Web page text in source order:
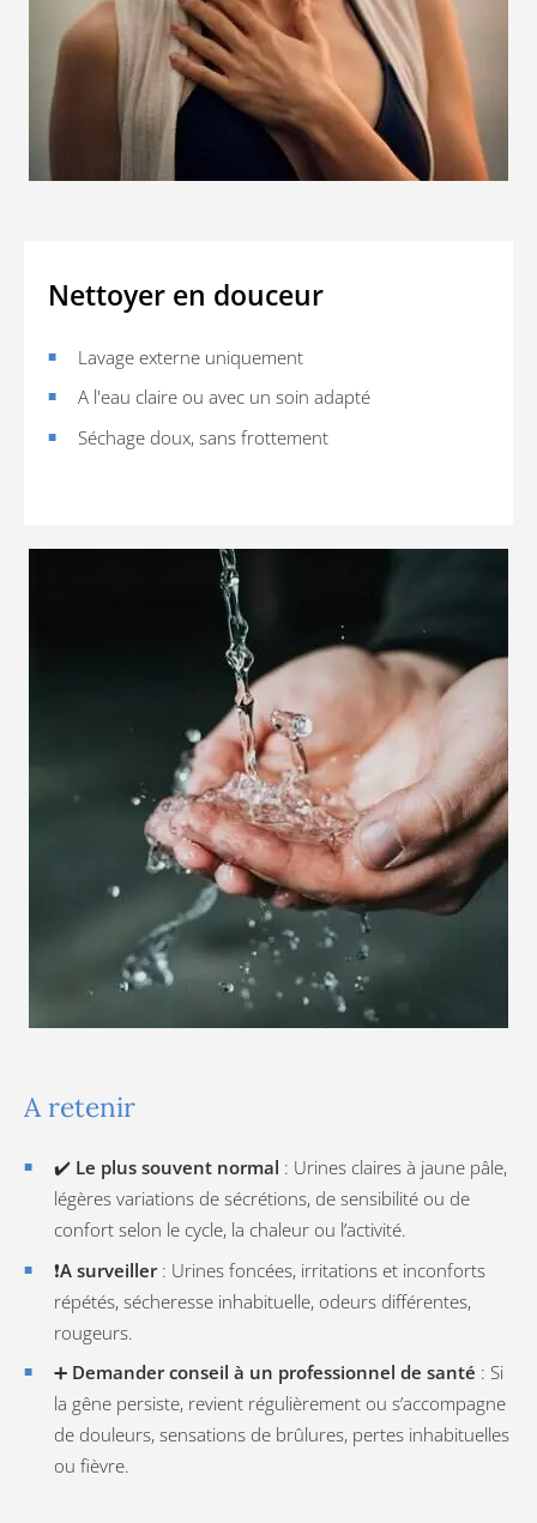
Nettoyer en douceur
Lavage externe uniquement
A l'eau claire ou avec un soin adapté
Séchage doux, sans frottement
A retenir
✔️ Le plus souvent normal : Urines claires à jaune pâle,
légères variations de sécrétions, de sensibilité ou de
confort selon le cycle, la chaleur ou l’activité.
❗A surveiller: Urines foncées, irritations et inconforts
répétés, sécheresse inhabituelle, odeurs différentes,
rougeurs.
➕ Demander conseil à un professionnel de santé : Si
la gêne persiste, revient régulièrement ou s’accompagne
de douleurs, sensations de brûlures, pertes inhabituelles
ou fièvre.